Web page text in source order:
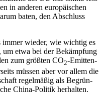
in anderen europäischen
baten, den Ab­schluss
immer wieder, wie wichtig es
etwa bei der Bekämpfung
zum größten CO2-Emitten­
müssen aber vor allem die
regelmäßig als Begrün­
China-Politik herhalten.